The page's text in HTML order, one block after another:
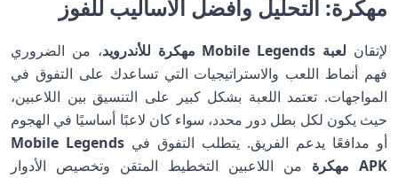
مهكرة: التحليل وأفضل الأساليب للفوز
لإتقان لعبة Mobile Legends مهكرة للأندرويد
، من الضروري
فهم أنماط اللعب والاستراتيجيات التي تساعدك على التفوق في
المواجهات. تعتمد اللعبة بشكل كبير على التنسيق بين اللاعبين،
حيث يكون لكل بطل دور محدد، سواء كان لاعبًا أساسيًا في الهجوم
أو مدافعًا يدعم الفريق. يتطلب التفوق في Mobile Legends
APK مهكرة
من اللاعبين التخطيط المتقن وتخصيص الأدوار